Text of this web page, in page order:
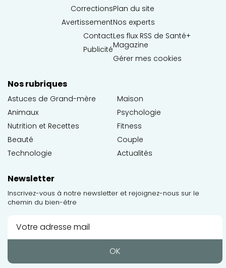
Corrections
Avertissement
Contact
Publicité
Plan du site
Nos experts
Les flux RSS de Santé+
Magazine
Gérer mes cookies
Nos rubriques
Astuces de Grand-mère
Animaux
Nutrition et Recettes
Beauté
Technologie
Maison
Psychologie
Fitness
Couple
Actualités
Newsletter
Inscrivez-vous à notre newsletter et rejoignez-nous sur le
chemin du bien-être
OK